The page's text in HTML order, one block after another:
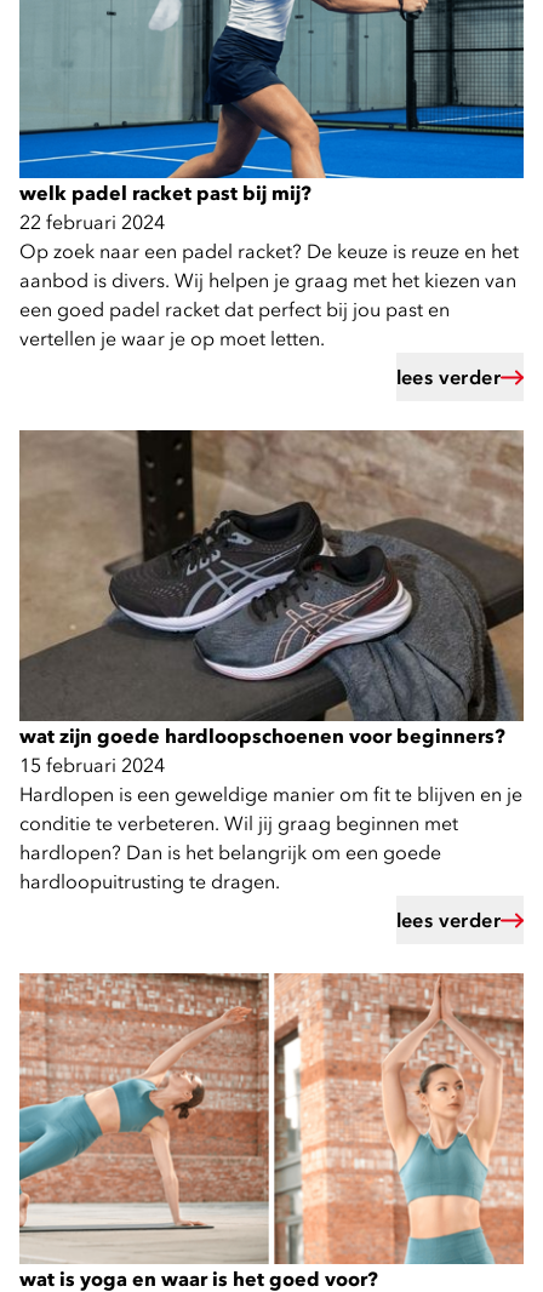
welk padel racket past bij mij?
22 februari 2024
Op zoek naar een padel racket? De keuze is reuze en het
aanbod is divers. Wij helpen je graag met het kiezen van
een goed padel racket dat perfect bij jou past en
vertellen je waar je op moet letten.
lees verder
wat zijn goede hardloopschoenen voor beginners?
15 februari 2024
Hardlopen is een geweldige manier om fit te blijven en je
conditie te verbeteren. Wil jij graag beginnen met
hardlopen? Dan is het belangrijk om een goede
hardloopuitrusting te dragen.
lees verder
wat is yoga en waar is het goed voor?